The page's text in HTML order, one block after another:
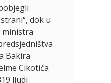
dok u
ministra
Bakira
Cikotića
ljudi